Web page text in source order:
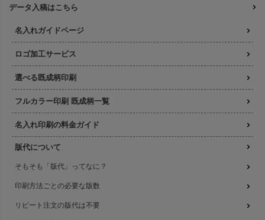
データ入稿はこちら
名入れガイドページ
ロゴ加工サービス
選べる既成柄印刷
フルカラー印刷 既成柄一覧
名入れ印刷の料金ガイド
版代について
そもそも「版代」ってなに？
印刷方法ごとの必要な版数
リピート注文の版代は不要